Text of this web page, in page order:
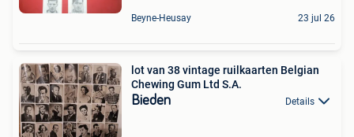
Beyne-Heusay 23 jul 26
lot van 38 vintage ruilkaarten Belgian
Chewing Gum Ltd S.A.
Bieden Details